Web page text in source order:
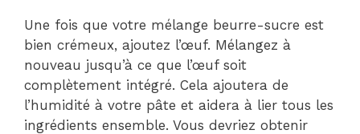
Une fois que votre mélange beurre-sucre est
bien crémeux, ajoutez l’œuf. Mélangez à
nouveau jusqu’à ce que l’œuf soit
complètement intégré. Cela ajoutera de
l’humidité à votre pâte et aidera à lier tous les
ingrédients ensemble. Vous devriez obtenir